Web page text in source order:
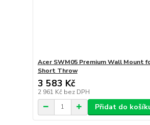
Acer SWM05 Premium Wall Mount
Short Throw
3 583 Kč
2 961 Kč bez DPH
Přidat do